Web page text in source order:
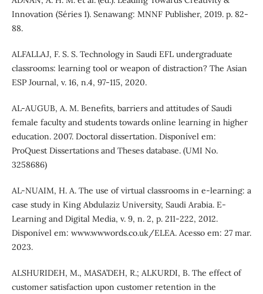
Innovation (Séries 1). Senawang: MNNF Publisher, 2019. p. 82-
88.
ALFALLAJ, F. S. S. Technology in Saudi EFL undergraduate
classrooms: learning tool or weapon of distraction? The Asian
ESP Journal, v. 16, n.4, 97-115, 2020.
AL-AUGUB, A. M. Benefits, barriers and attitudes of Saudi
female faculty and students towards online learning in higher
education. 2007. Doctoral dissertation. Disponível em:
ProQuest Dissertations and Theses database. (UMI No.
3258686)
AL-NUAIM, H. A. The use of virtual classrooms in e-learning: a
case study in King Abdulaziz University, Saudi Arabia. E-
Learning and Digital Media, v. 9, n. 2, p. 211-222, 2012.
Disponível em: www.wwwords.co.uk/ELEA. Acesso em: 27 mar.
2023.
ALSHURIDEH, M., MASA’DEH, R.; ALKURDI, B. The effect of
customer satisfaction upon customer retention in the